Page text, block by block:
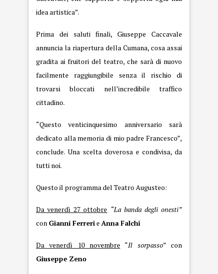
idea artistica”.
Prima dei saluti finali, Giuseppe Caccavale
annuncia la riapertura della Cumana, cosa assai
gradita ai fruitori del teatro, che sarà di nuovo
facilmente raggiungibile senza il rischio di
trovarsi bloccati nell’incredibile traffico
cittadino.
“Questo venticinquesimo anniversario sarà
dedicato alla memoria di mio padre Francesco”,
conclude. Una scelta doverosa e condivisa, da
tutti noi.
Questo il programma del Teatro Augusteo:
Da venerdì 27 ottobre “La banda degli onesti”
con Gianni Ferrerie Anna Falchi
Da venerdì 10 novembre “Il sorpasso” con
Giuseppe Zeno